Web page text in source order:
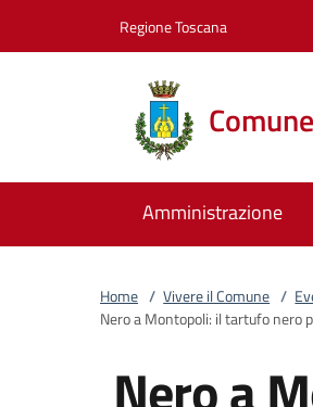
Regione Toscana
Amministrazione
Home / Vivere il Comune /
Nero a Montopoli: il tartufo nero